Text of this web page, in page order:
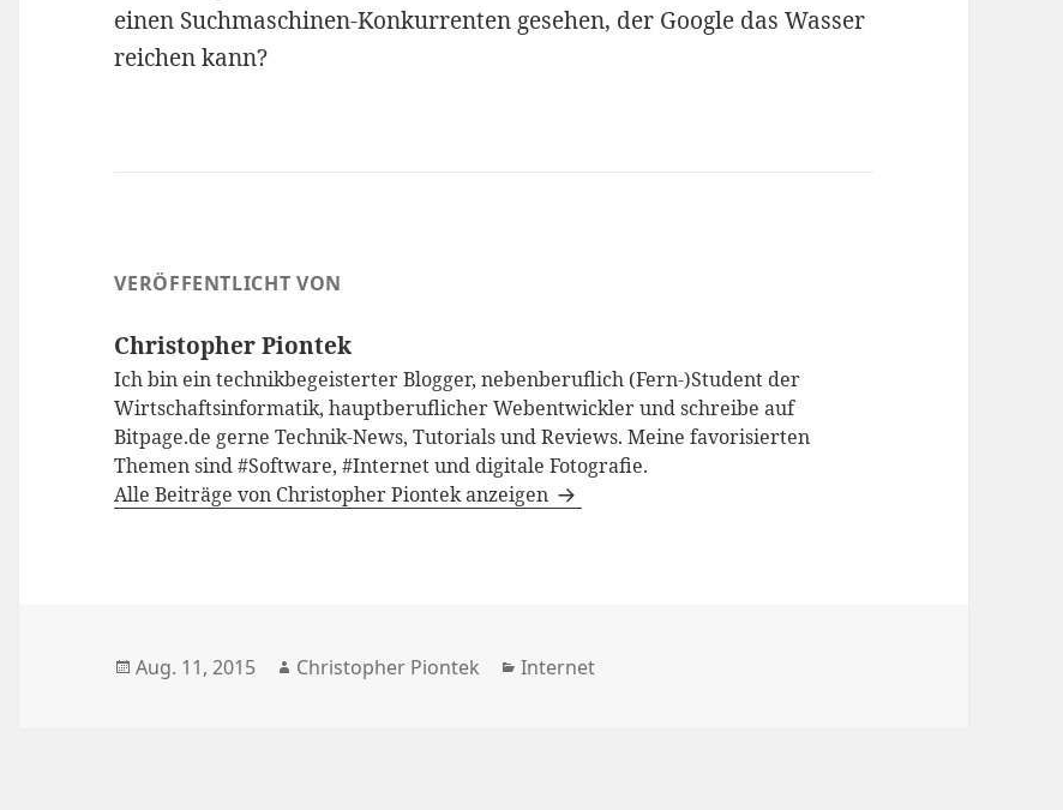
einen Suchmaschinen-Konkurrenten gesehen, der Google das Wasser
reichen kann?
VERÖFFENTLICHT VON
Christopher Piontek
Ich bin ein technikbegeisterter Blogger, nebenberuflich (Fern-)Student der
Wirtschaftsinformatik, hauptberuflicher Webentwickler und schreibe auf
Bitpage.de gerne Technik-News, Tutorials und Reviews. Meine favorisierten
Themen sind #Software, #Internet und digitale Fotografie.
Alle Beiträge von Christopher Piontek anzeigen
Veröffentlicht
Aug. 11, 2015 Autor
Christopher Piontek Kategorien
Internet